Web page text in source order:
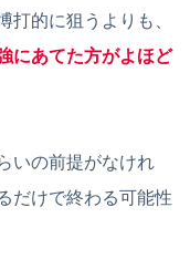
打的に狙うよりも、
にあてた方がよほど
いの前提がなけれ
だけで終わる可能性